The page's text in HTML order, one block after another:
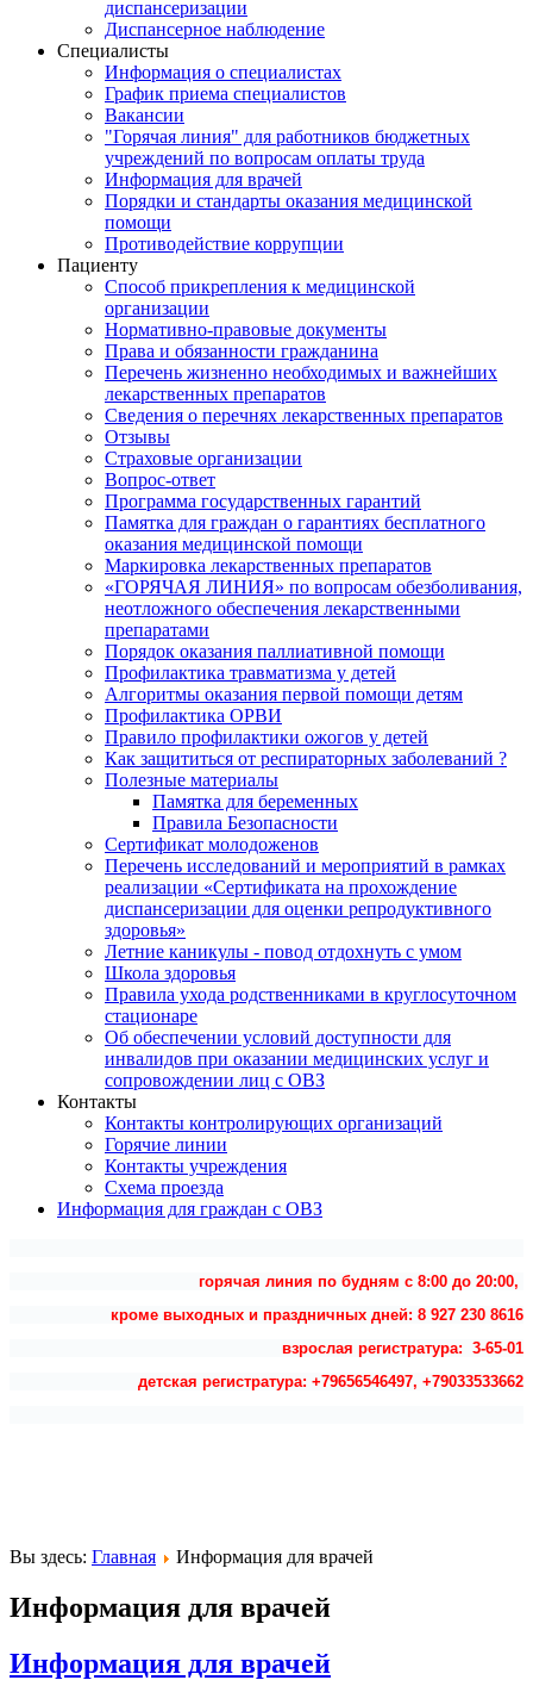
диспансеризации
Диспансерное наблюдение
Специалисты
Информация о специалистах
График приема специалистов
Вакансии
"Горячая линия" для работников бюджетных
учреждений по вопросам оплаты труда
Информация для врачей
Порядки и стандарты оказания медицинской
помощи
Противодействие коррупции
Пациенту
Способ прикрепления к медицинской
организации
Нормативно-правовые документы
Права и обязанности гражданина
Перечень жизненно необходимых и важнейших
лекарственных препаратов
Сведения о перечнях лекарственных препаратов
Отзывы
Страховые организации
Вопрос-ответ
Программа государственных гарантий
Памятка для граждан о гарантиях бесплатного
оказания медицинской помощи
Маркировка лекарственных препаратов
«ГОРЯЧАЯ ЛИНИЯ» по вопросам обезболивания,
неотложного обеспечения лекарственными
препаратами
Порядок оказания паллиативной помощи
Профилактика травматизма у детей
Алгоритмы оказания первой помощи детям
Профилактика ОРВИ
Правило профилактики ожогов у детей
Как защититься от респираторных заболеваний ?
Полезные материалы
Памятка для беременных
Правила Безопасности
Сертификат молодоженов
Перечень исследований и мероприятий в рамках
реализации «Сертификата на прохождение
диспансеризации для оценки репродуктивного
здоровья»
Летние каникулы - повод отдохнуть с умом
Школа здоровья
Правила ухода родственниками в круглосуточном
стационаре
Об обеспечении условий доступности для
инвалидов при оказании медицинских услуг и
сопровождении лиц с ОВЗ
Контакты
Контакты контролирующих организаций
Горячие линии
Контакты учреждения
Схема проезда
Информация для граждан с ОВЗ
горячая линия по будням с 8:00 до 20:00,
кроме выходных и праздничных дней: 8 927 230 8616
взрослая регистратура: 3-65-01
детская регистратура: +79656546497, +79033533662
Вы здесь: Главная Информация для врачей
Информация для врачей
Информация для врачей